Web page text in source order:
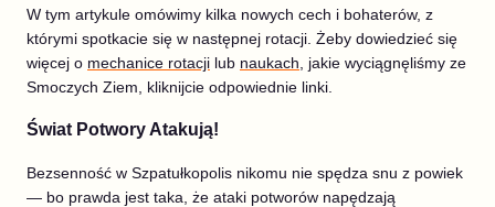
W tym artykule omówimy kilka nowych cech i bohaterów, z
którymi spotkacie się w następnej rotacji. Żeby dowiedzieć się
więcej o mechanice rotacji lub naukach , jakie wyciągnęliśmy ze
Smoczych Ziem, kliknijcie odpowiednie linki.
Świat Potwory Atakują!
Bezsenność w Szpatułkopolis nikomu nie spędza snu z powiek
— bo prawda jest taka, że ataki potworów napędzają